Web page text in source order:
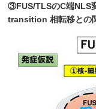
③FUS/TLSのC端NLS
transition 相転移との